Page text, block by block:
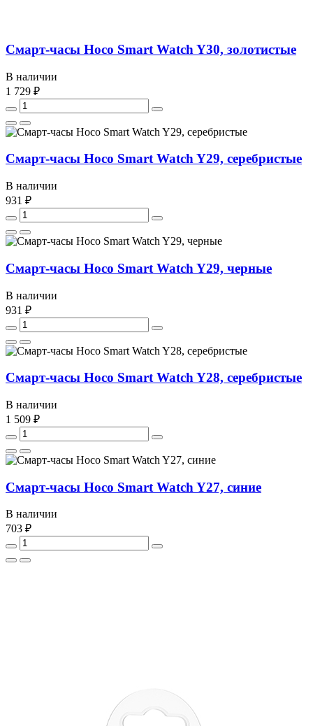
Смарт-часы Hoco Smart Watch Y30, золотистые
В наличии
1 729 ₽
Смарт-часы Hoco Smart Watch Y29, серебристые
В наличии
931 ₽
Смарт-часы Hoco Smart Watch Y29, черные
В наличии
931 ₽
Смарт-часы Hoco Smart Watch Y28, серебристые
В наличии
1 509 ₽
Смарт-часы Hoco Smart Watch Y27, синие
В наличии
703 ₽